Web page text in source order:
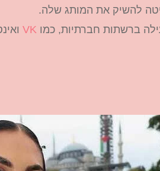
להשיק את המותג שלה.
ברשתות חברתיות, כמו VK